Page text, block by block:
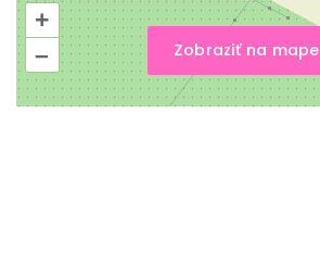
Zobraziť na mape
+
–